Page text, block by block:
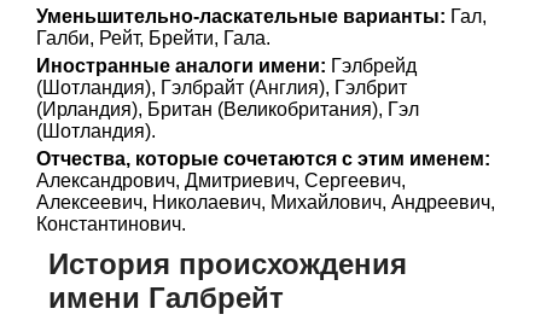
Уменьшительно-ласкательные варианты: Гал,
Галби, Рейт, Брейти, Гала.
Иностранные аналоги имени: Гэлбрейд
(Шотландия), Гэлбрайт (Англия), Гэлбрит
(Ирландия), Британ (Великобритания), Гэл
(Шотландия).
Отчества, которые сочетаются с этим именем:
Александрович, Дмитриевич, Сергеевич,
Алексеевич, Николаевич, Михайлович, Андреевич,
Константинович.
История происхождения
имени Галбрейт